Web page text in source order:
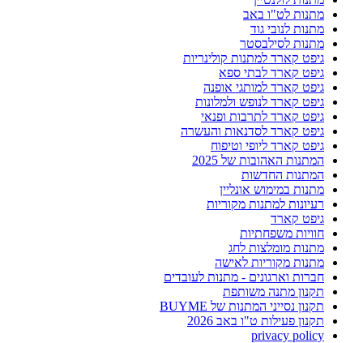
מתנות לט"ו באב
מתנות לנובי גוד
מתנות לסילבסטר
גיפט קארד למתנות קולינריות
גיפט קארד לבתי ספא
גיפט קארד למותגי אופנה
גיפט קארד לנופש ולמלונות
גיפט קארד לתרבות ופנאי
גיפט קארד לסדנאות והעשרה
גיפט קארד ליופי וטיפוח
המתנות האהובות של 2025
המתנות החדשות
מתנות במימוש אונליין
רעיונות למתנות מקוריות
גיפט קארד
חוויות משפחתיות
מתנות מומלצות לחג
מתנות מקוריות לאישה
חברות וארגונים - מתנות לעובדים
תקנון מתנה משותפת
תקנון נסייני המתנות של BUYME
תקנון פעילות ט"ו באב 2026
privacy policy